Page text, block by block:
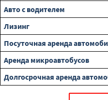
Авто с водителем
Лизинг
Посуточная аренда
Аренда микроавтобусов
Долгосрочная аренда